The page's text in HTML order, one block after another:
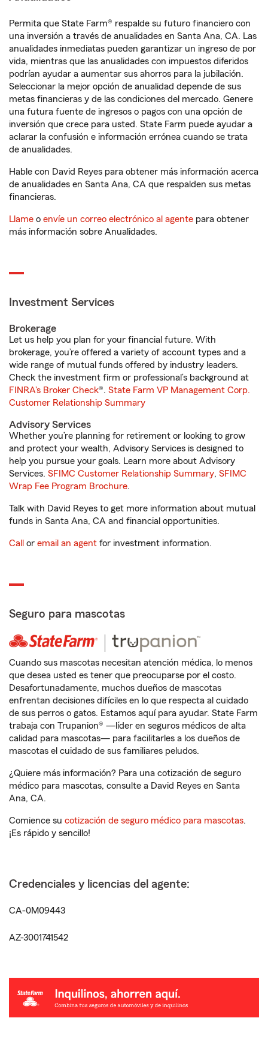
Permita que State Farm® respalde su futuro financiero con
una inversión a través de anualidades en Santa Ana, CA. Las
anualidades inmediatas pueden garantizar un ingreso de por
vida, mientras que las anualidades con impuestos diferidos
podrían ayudar a aumentar sus ahorros para la jubilación.
Seleccionar la mejor opción de anualidad depende de sus
metas financieras y de las condiciones del mercado. Genere
una futura fuente de ingresos o pagos con una opción de
inversión que crece para usted. State Farm puede ayudar a
aclarar la confusión e información errónea cuando se trata
de anualidades.
Hable con David Reyes para obtener más información acerca
de anualidades en Santa Ana, CA que respalden sus metas
financieras.
Llame o envíe un correo electrónico al agente para obtener
más información sobre Anualidades.
Investment Services
Brokerage
Let us help you plan for your financial future. With
brokerage, you’re offered a variety of account types and a
wide range of mutual funds offered by industry leaders.
Check the investment firm or professional’s background at
FINRA's Broker Check®. State Farm VP Management Corp.
Customer Relationship Summary
Advisory Services
Whether you’re planning for retirement or looking to grow
and protect your wealth, Advisory Services is designed to
help you pursue your goals. Learn more about Advisory
Services. SFIMC Customer Relationship Summary, SFIMC
Wrap Fee Program Brochure.
Talk with David Reyes to get more information about mutual
funds in Santa Ana, CA and financial opportunities.
Call or email an agent for investment information.
Seguro para mascotas
Cuando sus mascotas necesitan atención médica, lo menos
que desea usted es tener que preocuparse por el costo.
Desafortunadamente, muchos dueños de mascotas
enfrentan decisiones difíciles en lo que respecta al cuidado
de sus perros o gatos. Estamos aquí para ayudar. State Farm
trabaja con Trupanion® —líder en seguros médicos de alta
calidad para mascotas— para facilitarles a los dueños de
mascotas el cuidado de sus familiares peludos.
¿Quiere más información? Para una cotización de seguro
médico para mascotas, consulte a David Reyes en Santa
Ana, CA.
Comience su cotización de seguro médico para mascotas.
¡Es rápido y sencillo!
Credenciales y licencias del agente:
CA-0M09443
AZ-3001741542